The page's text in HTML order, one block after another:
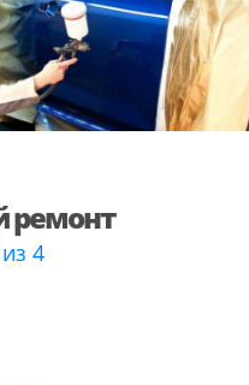
ремонт
4